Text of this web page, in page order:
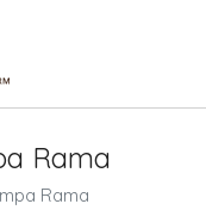
Rama
Rama